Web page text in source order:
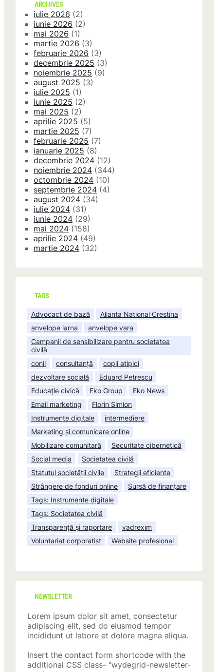
ARCHIVES
iulie 2026 (2)
iunie 2026 (2)
mai 2026 (1)
martie 2026 (3)
februarie 2026 (3)
decembrie 2025 (3)
noiembrie 2025 (9)
august 2025 (3)
iulie 2025 (1)
iunie 2025 (2)
mai 2025 (2)
aprilie 2025 (5)
martie 2025 (7)
februarie 2025 (7)
ianuarie 2025 (8)
decembrie 2024 (12)
noiembrie 2024 (344)
octombrie 2024 (10)
septembrie 2024 (4)
august 2024 (34)
iulie 2024 (31)
iunie 2024 (29)
mai 2024 (158)
aprilie 2024 (49)
martie 2024 (32)
TAGS
Advocact de bază
Alianta National Crestina
anvelope iarna
anvelope vara
Campanii de sensibilizare pentru societatea
civilă
conil
consultanță
copii atipici
dezvoltare socială
Eduard Petrescu
Educație civică
Eko Group
Eko News
Email marketing
Florin Simion
Instrumente digitale
intermediere
Marketing și comunicare online
Mobilizare comunitară
Securitate cibernetică
Social media
Societatea civilă
Statutul societății civile
Strategii eficiente
Strângere de fonduri online
Sursă de finanțare
Tags: Instrumente digitale
Tags: Societatea civilă
Transparență și raportare
vadrexim
Voluntariat corporatist
Website profesional
NEWSLETTER
Lorem ipsum dolor sit amet, consectetur
adipiscing elit, sed do eiusmod tempor
incididunt ut labore et dolore magna aliqua.
Insert the contact form shortcode with the
additional CSS class- "wydegrid-newsletter-